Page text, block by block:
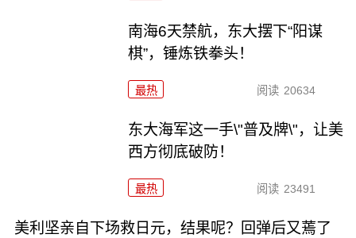
南海6天禁航，东大摆下“阳谋
棋”，锤炼铁拳头！
最热 阅读 20634
东大海军这一手\"普及牌\"，让美
西方彻底破防！
最热 阅读 23491
美利坚亲自下场救日元，结果呢？回弹后又蔫了